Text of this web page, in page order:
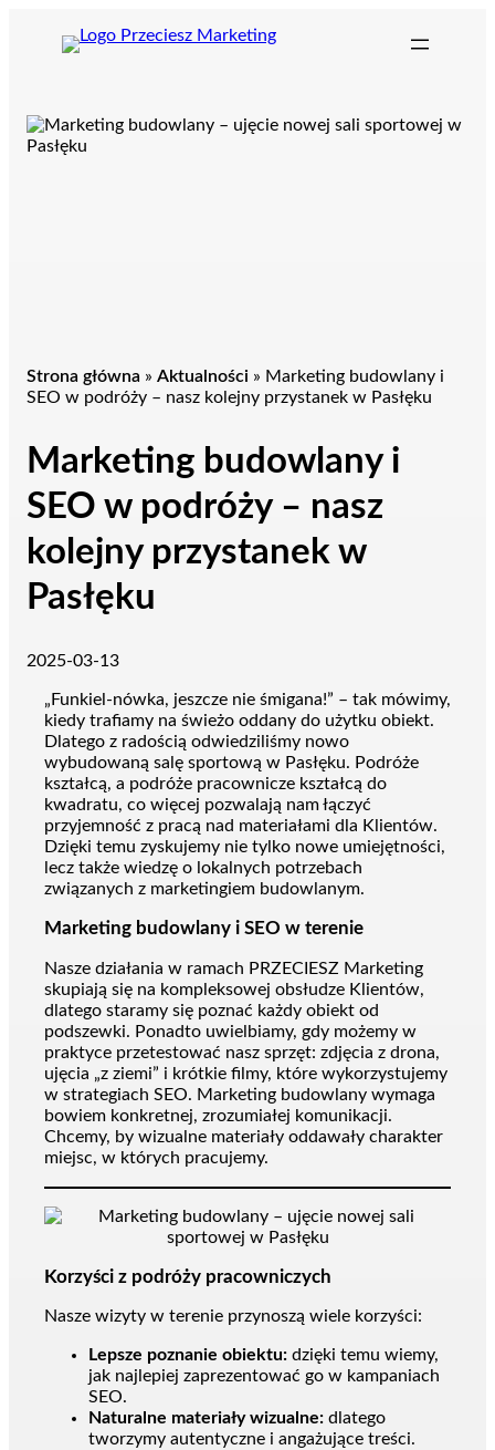
Strona główna » Aktualności » Marketing budowlany i
SEO w podróży – nasz kolejny przystanek w Pasłęku
Marketing budowlany i
SEO w podróży – nasz
kolejny przystanek w
Pasłęku
2025-03-13
„Funkiel-nówka, jeszcze nie śmigana!” – tak mówimy,
kiedy trafiamy na świeżo oddany do użytku obiekt.
Dlatego z radością odwiedziliśmy nowo
wybudowaną salę sportową w Pasłęku. Podróże
kształcą, a podróże pracownicze kształcą do
kwadratu, co więcej pozwalają nam łączyć
przyjemność z pracą nad materiałami dla Klientów.
Dzięki temu zyskujemy nie tylko nowe umiejętności,
lecz także wiedzę o lokalnych potrzebach
związanych z marketingiem budowlanym.
Marketing budowlany i SEO w terenie
Nasze działania w ramach PRZECIESZ Marketing
skupiają się na kompleksowej obsłudze Klientów,
dlatego staramy się poznać każdy obiekt od
podszewki. Ponadto uwielbiamy, gdy możemy w
praktyce przetestować nasz sprzęt: zdjęcia z drona,
ujęcia „z ziemi” i krótkie filmy, które wykorzystujemy
w strategiach SEO. Marketing budowlany wymaga
bowiem konkretnej, zrozumiałej komunikacji.
Chcemy, by wizualne materiały oddawały charakter
miejsc, w których pracujemy.
Korzyści z podróży pracowniczych
Nasze wizyty w terenie przynoszą wiele korzyści:
Lepsze poznanie obiektu: dzięki temu wiemy,
jak najlepiej zaprezentować go w kampaniach
SEO.
Naturalne materiały wizualne: dlatego
tworzymy autentyczne i angażujące treści.